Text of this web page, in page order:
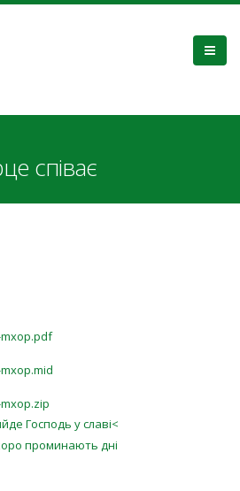
співає
Господь у славі<
проминають дні